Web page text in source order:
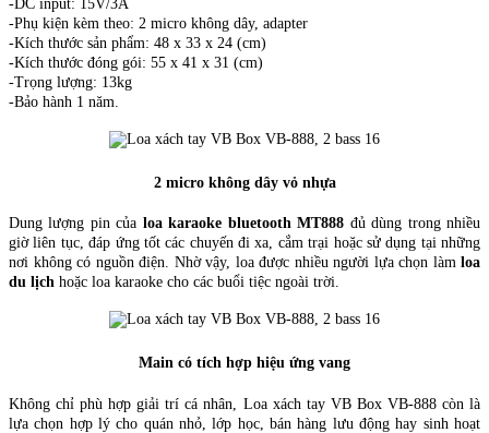
-DC input: 15V/3A
-Phụ kiện kèm theo: 2 micro không dây, adapter
-Kích thước sản phẩm: 48 x 33 x 24 (cm)
-Kích thước đóng gói: 55 x 41 x 31 (cm)
-Trọng lượng: 13kg
-Bảo hành 1 năm.
2 micro không dây vỏ nhựa
Dung lượng pin của loa karaoke bluetooth MT888 đủ dùng trong nhiều
giờ liên tục, đáp ứng tốt các chuyến đi xa, cắm trại hoặc sử dụng tại những
nơi không có nguồn điện. Nhờ vậy, loa được nhiều người lựa chọn làm loa
du lịch hoặc loa karaoke cho các buổi tiệc ngoài trời.
Main có tích hợp hiệu ứng vang
Không chỉ phù hợp giải trí cá nhân, Loa xách tay VB Box VB-888 còn là
lựa chọn hợp lý cho quán nhỏ, lớp học, bán hàng lưu động hay sinh hoạt